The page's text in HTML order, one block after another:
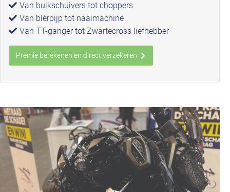
Van buikschuivers tot choppers
Van blèrpijp tot naaimachine
Van TT-ganger tot Zwartecross liefhebber
Premie berekenen en direct verzekeren